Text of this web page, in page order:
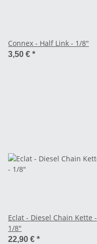
Connex - Half Link - 1/8"
3,50 € *
Eclat - Diesel Chain Kette -
1/8"
22,90 € *